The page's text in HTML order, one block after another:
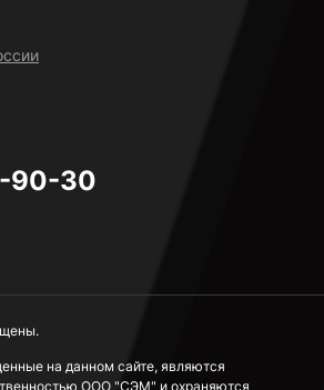
90-30
на данном сайте, являются
ООО "СЭМ" и охраняются